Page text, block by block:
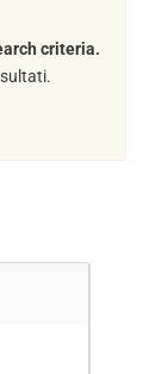
criteria.